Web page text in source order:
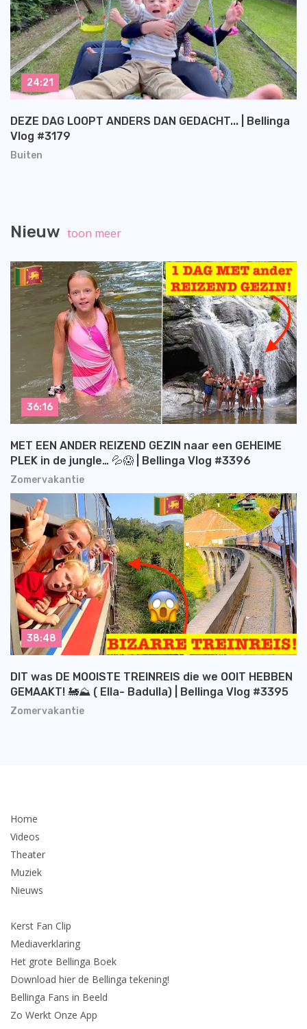
Buiten
DEZE DAG LOOPT ANDERS DAN GEDACHT... | Bellinga
Vlog #3179
24:21
Nieuw toon meer
Zomervakantie
MET EEN ANDER REIZEND GEZIN naar een GEHEIME
PLEK in de jungle… 💦😱 | Bellinga Vlog #3396
36:16
Zomervakantie
DIT was DE MOOISTE TREINREIS die we OOIT HEBBEN
GEMAAKT! 🚂⛰️ ( Ella- Badulla) | Bellinga Vlog #3395
38:48
Home
Videos
Theater
Muziek
Nieuws
Kerst Fan Clip
Mediaverklaring
Het grote Bellinga Boek
Download hier de Bellinga tekening!
Bellinga Fans in Beeld
Zo Werkt Onze App